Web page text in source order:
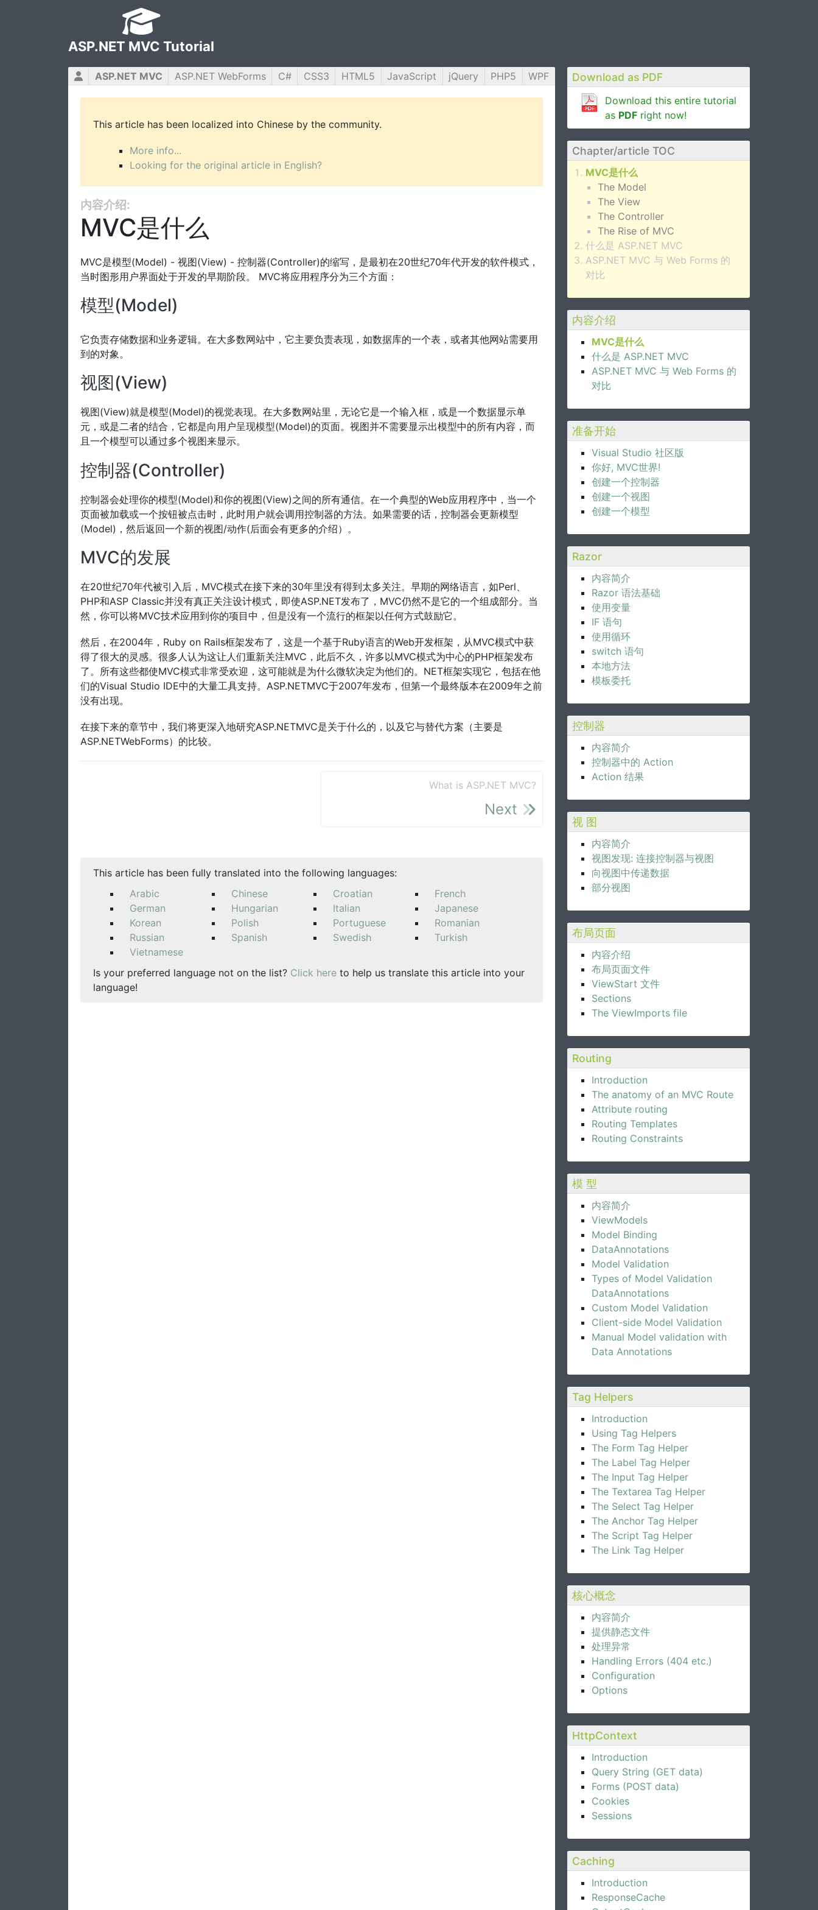
ASP.NET MVC Tutorial
Download as PDF
Download this entire tutorial
as PDF right now!
Chapter/article TOC
MVC是什么
The Model
The View
The Controller
The Rise of MVC
什么是 ASP.NET MVC
ASP.NET MVC 与 Web Forms 的
对比
内容介绍
MVC是什么
什么是 ASP.NET MVC
ASP.NET MVC 与 Web Forms 的
对比
准备开始
Visual Studio 社区版
你好, MVC世界!
创建一个控制器
创建一个视图
创建一个模型
Razor
内容简介
Razor 语法基础
使用变量
IF 语句
使用循环
switch 语句
本地方法
模板委托
控制器
内容简介
控制器中的 Action
Action 结果
视 图
内容简介
视图发现: 连接控制器与视图
向视图中传递数据
部分视图
布局页面
内容介绍
布局页面文件
ViewStart 文件
Sections
The ViewImports file
Routing
Introduction
The anatomy of an MVC Route
Attribute routing
Routing Templates
Routing Constraints
模 型
内容简介
ViewModels
Model Binding
DataAnnotations
Model Validation
Types of Model Validation
DataAnnotations
Custom Model Validation
Client-side Model Validation
Manual Model validation with
Data Annotations
Tag Helpers
Introduction
Using Tag Helpers
The Form Tag Helper
The Label Tag Helper
The Input Tag Helper
The Textarea Tag Helper
The Select Tag Helper
The Anchor Tag Helper
The Script Tag Helper
The Link Tag Helper
核心概念
内容简介
提供静态文件
处理异常
Handling Errors (404 etc.)
Configuration
Options
HttpContext
Introduction
Query String (GET data)
Forms (POST data)
Cookies
Sessions
Caching
Introduction
ResponseCache
ASP.NET MVC ASP.NET WebForms C# CSS3 HTML5 JavaScript jQuery PHP5 WPF
This article has been localized into Chinese by the community.
More info...
Looking for the original article in English?
内容介绍:
MVC是什么
MVC是模型(Model) - 视图(View) - 控制器(Controller)的缩写，是最初在20世纪70年代开发的软件模式，
当时图形用户界面处于开发的早期阶段。 MVC将应用程序分为三个方面：
模型(Model)
它负责存储数据和业务逻辑。在大多数网站中，它主要负责表现，如数据库的一个表，或者其他网站需要用
到的对象。
视图(View)
视图(View)就是模型(Model)的视觉表现。在大多数网站里，无论它是一个输入框，或是一个数据显示单
元，或是二者的结合，它都是向用户呈现模型(Model)的页面。视图并不需要显示出模型中的所有内容，而
且一个模型可以通过多个视图来显示。
控制器(Controller)
控制器会处理你的模型(Model)和你的视图(View)之间的所有通信。在一个典型的Web应用程序中，当一个
页面被加载或一个按钮被点击时，此时用户就会调用控制器的方法。如果需要的话，控制器会更新模型
(Model)，然后返回一个新的视图/动作(后面会有更多的介绍）。
MVC的发展
在20世纪70年代被引入后，MVC模式在接下来的30年里没有得到太多关注。早期的网络语言，如Perl、
PHP和ASP Classic并没有真正关注设计模式，即使ASP.NET发布了，MVC仍然不是它的一个组成部分。当
然，你可以将MVC技术应用到你的项目中，但是没有一个流行的框架以任何方式鼓励它。
然后，在2004年，Ruby on Rails框架发布了，这是一个基于Ruby语言的Web开发框架，从MVC模式中获
得了很大的灵感。很多人认为这让人们重新关注MVC，此后不久，许多以MVC模式为中心的PHP框架发布
了。所有这些都使MVC模式非常受欢迎，这可能就是为什么微软决定为他们的。NET框架实现它，包括在他
们的Visual Studio IDE中的大量工具支持。ASP.NETMVC于2007年发布，但第一个最终版本在2009年之前
没有出现。
在接下来的章节中，我们将更深入地研究ASP.NETMVC是关于什么的，以及它与替代方案（主要是
ASP.NETWebForms）的比较。
What is ASP.NET MVC?
Next
This article has been fully translated into the following languages:
Arabic
Chinese Croatian
French
German
Hungarian Italian
Japanese
Korean
Polish Portuguese
Romanian
Russian
Spanish Swedish
Turkish
Vietnamese
Is your preferred language not on the list? Click here to help us translate this article into your
language!